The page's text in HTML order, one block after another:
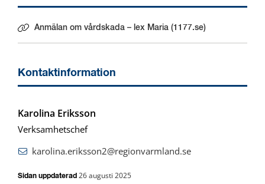
Anmälan om vårdskada – lex Maria (1177.se)
Länk till annan webbplats.
Kontaktinformation
Karolina Eriksson
Verksamhetschef
karolina.eriksson2@regionvarmland.se
Sidan uppdaterad 26 augusti 2025